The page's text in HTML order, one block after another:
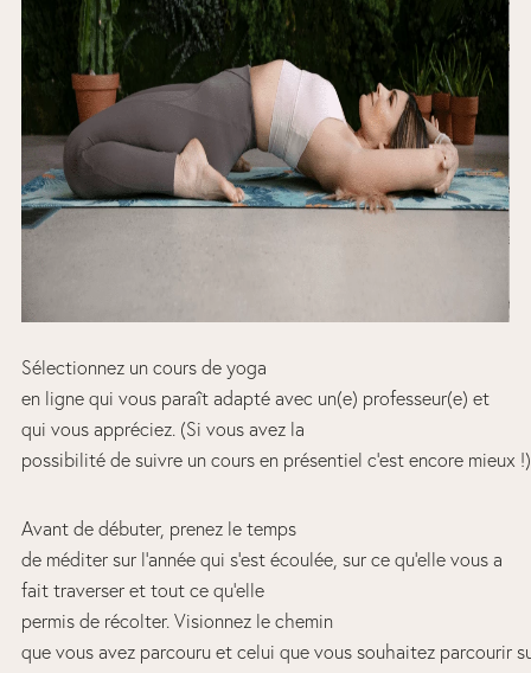
Sélectionnez un cours de yoga
en ligne qui vous paraît adapté avec un(e) professeur(e) et
qui vous appréciez. (Si vous avez la
possibilité de suivre un cours en présentiel c’est encore mieux
Avant de débuter, prenez le temps
de méditer sur l’année qui s’est écoulée, sur ce qu’elle vous a
fait traverser et tout ce qu’elle
permis de récolter. Visionnez le chemin
que vous avez parcouru et celui que vous souhaitez parcourir